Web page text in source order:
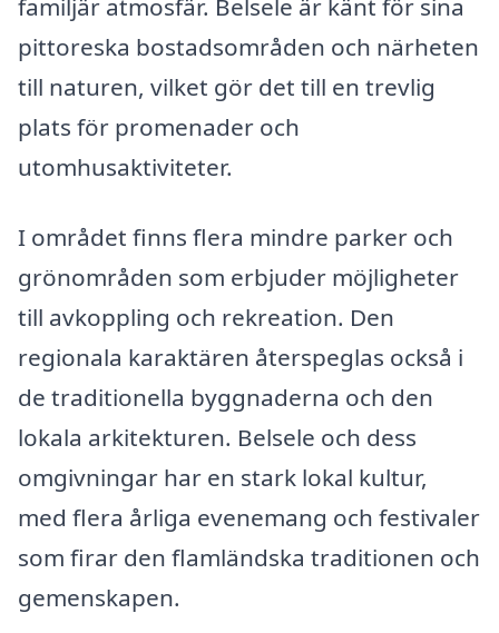
pittoreska bostadsområden och närheten
till naturen, vilket gör det till en trevlig
plats för promenader och
utomhusaktiviteter.
I området finns flera mindre parker och
grönområden som erbjuder möjligheter
till avkoppling och rekreation. Den
regionala karaktären återspeglas också i
de traditionella byggnaderna och den
lokala arkitekturen. Belsele och dess
omgivningar har en stark lokal kultur,
med flera årliga evenemang och festivaler
som firar den flamländska traditionen och
gemenskapen.